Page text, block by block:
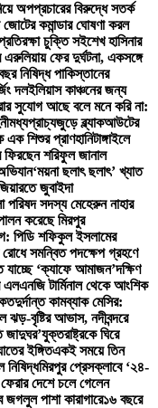
অপপ্রচারের বিরুদ্ধে সতর্ক
জোটের কমান্ডার ঘোষণা করল
চুক্তি সইশেখ হাসিনার
এরুলিয়ায় ফের দুর্ঘটনা, একসঙ্গে
নিষিদ্ধ পাকিস্তানের
দলইলিয়াস কাঞ্চনের জন্য
সুযোগ আছে বলে মনে করি না:
মধ্যপ্রাচ্যজুড়ে ব্ল্যাকআউটের
এক শিশুর প্রাণহানিটাঙ্গাইলে
ফিরছেন শরিফুল জানাল
‘ময়না ছলাৎ ছলাৎ’ খ্যাত
জুবাইদা
পরিষদ সদস্য মেহেরুন নাহার
করেছে মিরপুর
পিডি শফিকুল ইসলামের
সমন্বিত পদক্ষেপ গ্রহণে
যাচ্ছে ‘ক্যাফে আমাজন’দক্ষিণ
এলএনজি টার্মিনাল থেকে আংশিক
কতদুর্দান্ত কামব্যাক মেসির:
ঝড়-বৃষ্টির আভাস, নদীবন্দরে
যুক্তরাষ্ট্রকে ঘিরে
ইঙ্গিতএকই সময়ে তিন
নিষিদ্ধমিরপুর প্রেসক্লাবে ‘২৪-
ফেরার দেশে চলে গেলেন
জগলুল পাশা কারাগারে১৬ বছরে